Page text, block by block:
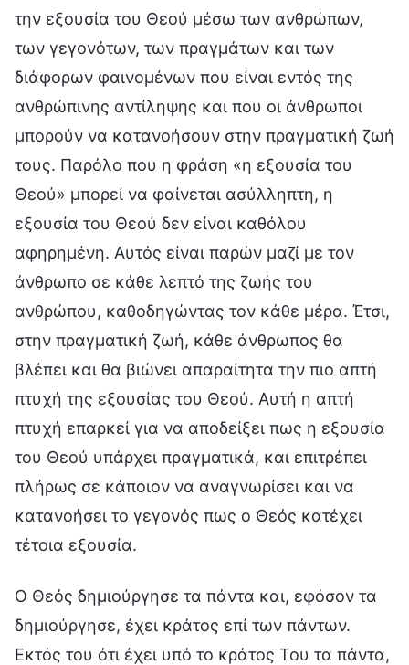
την εξουσία του Θεού μέσω των ανθρώπων,
των γεγονότων, των πραγμάτων και των
διάφορων φαινομένων που είναι εντός της
ανθρώπινης αντίληψης και που οι άνθρωποι
μπορούν να κατανοήσουν στην πραγματική ζωή
τους. Παρόλο που η φράση «η εξουσία του
Θεού» μπορεί να φαίνεται ασύλληπτη, η
εξουσία του Θεού δεν είναι καθόλου
αφηρημένη. Αυτός είναι παρών μαζί με τον
άνθρωπο σε κάθε λεπτό της ζωής του
ανθρώπου, καθοδηγώντας τον κάθε μέρα. Έτσι,
στην πραγματική ζωή, κάθε άνθρωπος θα
βλέπει και θα βιώνει απαραίτητα την πιο απτή
πτυχή της εξουσίας του Θεού. Αυτή η απτή
πτυχή επαρκεί για να αποδείξει πως η εξουσία
του Θεού υπάρχει πραγματικά, και επιτρέπει
πλήρως σε κάποιον να αναγνωρίσει και να
κατανοήσει το γεγονός πως ο Θεός κατέχει
τέτοια εξουσία.
Ο Θεός δημιούργησε τα πάντα και, εφόσον τα
δημιούργησε, έχει κράτος επί των πάντων.
Εκτός του ότι έχει υπό το κράτος Του τα πάντα,